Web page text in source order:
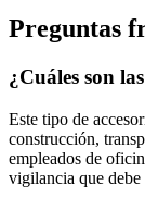
Preguntas
¿Cuáles son
Este tipo de
construcción,
empleados de
vigilancia que debe